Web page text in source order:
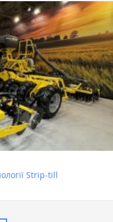
Strip-till